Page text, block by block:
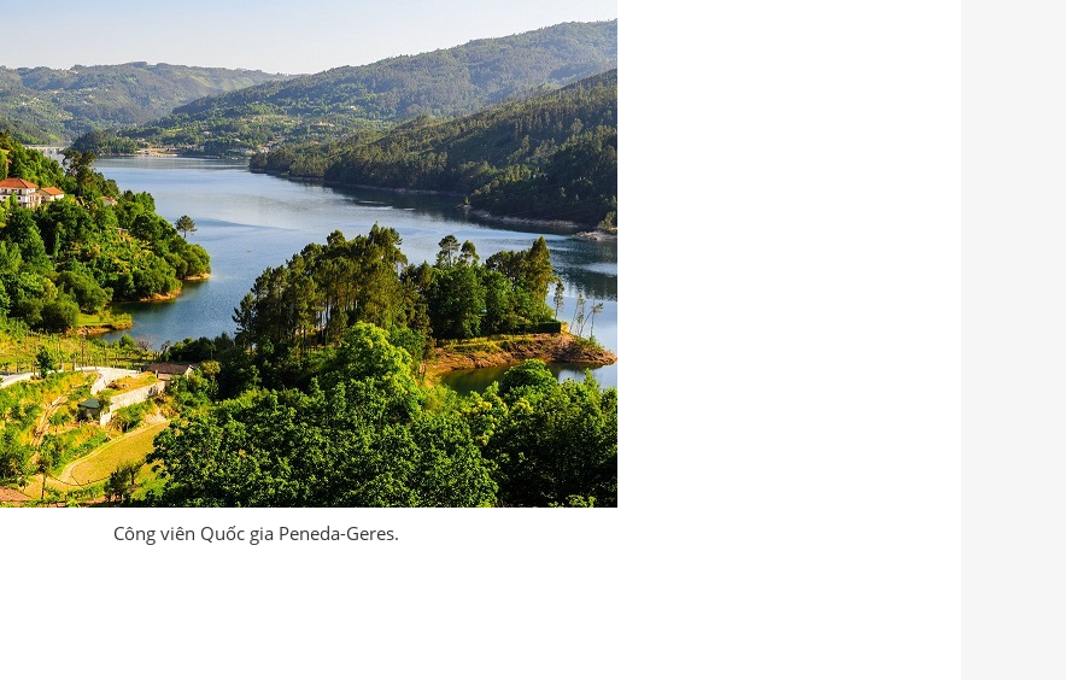
Công viên Quốc gia Peneda-Geres.